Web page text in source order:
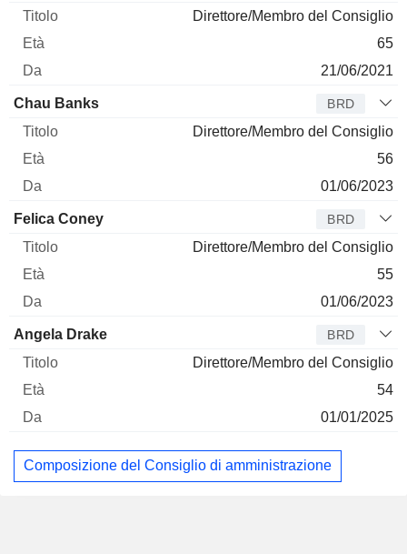
Direttore/Membro del Consiglio
65
21/06/2021
Chau Banks BRD
Direttore/Membro del Consiglio
56
01/06/2023
Felica Coney BRD
Direttore/Membro del Consiglio
55
01/06/2023
Angela Drake BRD
Direttore/Membro del Consiglio
54
01/01/2025
Composizione del Consiglio di amministrazione